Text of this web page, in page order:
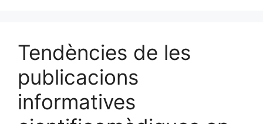
Tendències de les
publicacions
informatives